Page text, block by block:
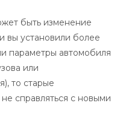
быть изменение
вы установили более
параметры автомобиля
или
то старые
справляться с новыми